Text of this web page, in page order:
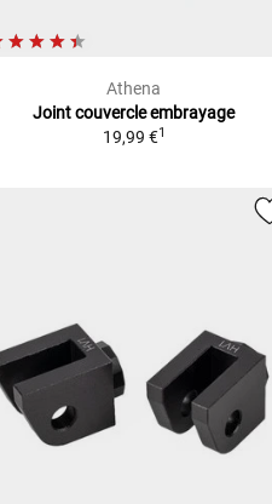
Athena
Joint couvercle embrayage
19,99 €1